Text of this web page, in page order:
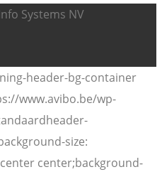
Systems NV
header-bg-container
www.avibo.be/wp-
size:
center;background-